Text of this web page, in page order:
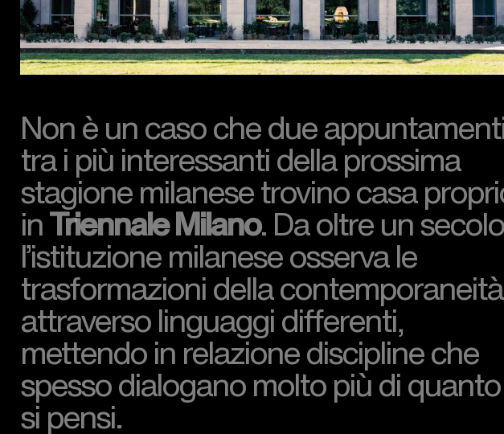
Non è un caso che due
tra i più interessanti della prossima
stagione milanese trovino casa
in Triennale Milano. Da oltre un
l’istituzione milanese osserva le
trasformazioni della contemporaneità
attraverso linguaggi differenti,
mettendo in relazione discipline che
spesso dialogano molto più di quanto
si pensi.